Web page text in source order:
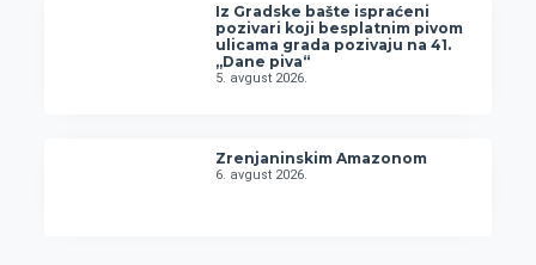
Iz Gradske bašte ispraćeni
pozivari koji besplatnim pivom
ulicama grada pozivaju na 41.
„Dane piva“
5. avgust 2026.
Zrenjaninskim Amazonom
6. avgust 2026.